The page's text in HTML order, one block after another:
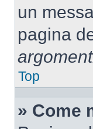
un
pagina
Top
» Come